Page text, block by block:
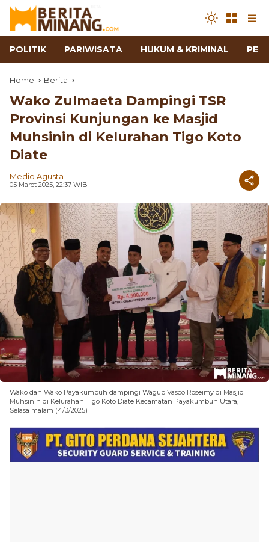
POLITIK PARIWISATA HUKUM & KRIMINAL
Home Berita
Wako Zulmaeta Dampingi TSR
Provinsi Kunjungan ke Masjid
Muhsinin di Kelurahan Tigo Koto
Diate
Medio Agusta
05 Maret 2025, 22:37 WIB
Wako dan Wako Payakumbuh dampingi Wagub Vasco Roseimy di Masjid
Muhsinin di Kelurahan Tigo Koto Diate Kecamatan Payakumbuh Utara,
Selasa malam (4/3/2025)